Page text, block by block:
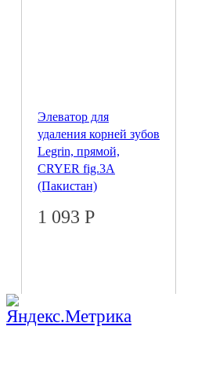
Элеватор для
удаления корней зубов
Legrin, прямой,
CRYER fig.3A
(Пакистан)
1 093 Р